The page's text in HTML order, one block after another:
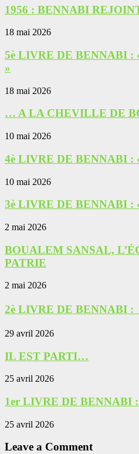
1956 : BENNABI
18 mai 2026
5è LIVRE DE BENNABI :
»
18 mai 2026
… A LA CHEVILLE DE
10 mai 2026
4è LIVRE DE BENNABI :
10 mai 2026
3è LIVRE DE BENNABI :
2 mai 2026
BOUALEM SANSAL,
PATRIE
2 mai 2026
2è LIVRE DE BENNABI :
29 avril 2026
IL EST PARTI…
25 avril 2026
1er LIVRE DE BENNABI
25 avril 2026
Leave a Comment